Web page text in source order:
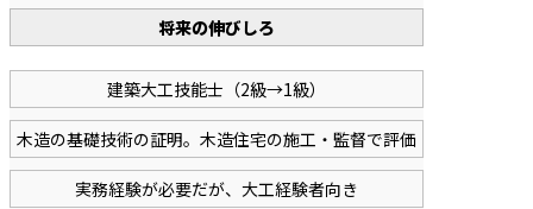
将来の伸びしろ
建築大工技能士（2級→1級）
木造の基礎技術の証明。木造住宅の施工・監督で評価
実務経験が必要だが、大工経験者向き